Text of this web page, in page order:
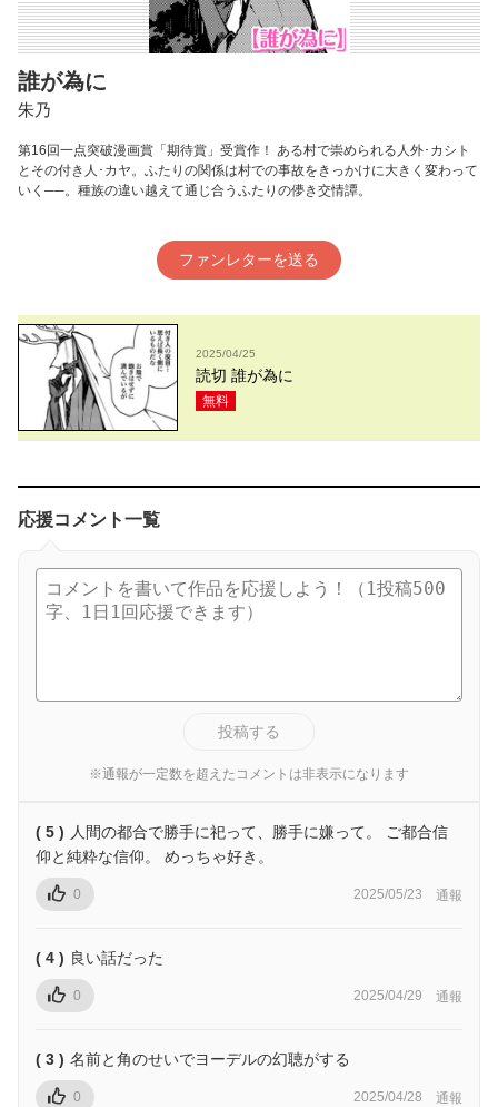
誰が為に
朱乃
第16回一点突破漫画賞「期待賞」受賞作！ ある村で崇められる人外･カシト
とその付き人･カヤ。ふたりの関係は村での事故をきっかけに大きく変わって
いく──。種族の違い越えて通じ合うふたりの儚き交情譚。
ファンレターを送る
2025/04/25
読切 誰が為に
無料
応援コメント一覧
投稿する
※通報が一定数を超えたコメントは非表示になります
( 5 ) 人間の都合で勝手に祀って、勝手に嫌って。 ご都合信
仰と純粋な信仰。 めっちゃ好き。
0 2025/05/23 通報
( 4 ) 良い話だった
0 2025/04/29 通報
( 3 ) 名前と角のせいでヨーデルの幻聴がする
0 2025/04/28 通報